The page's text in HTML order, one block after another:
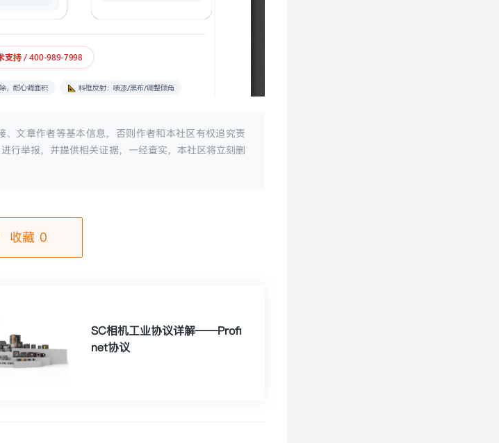
文章作者等基本信息，否则作者和本社区有权追究责
进行举报，并提供相关证据，一经查实，本社区将立刻删
收藏 0
SC相机工业协议详解——Profi
net协议